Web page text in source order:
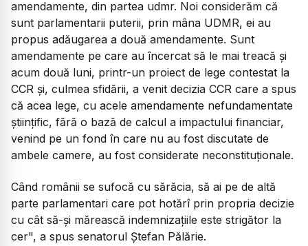
amendamente, din partea udmr. Noi considerăm că
sunt parlamentarii puterii, prin mâna UDMR, ei au
propus adăugarea a două amendamente. Sunt
amendamente pe care au încercat să le mai treacă și
acum două luni, printr-un proiect de lege contestat la
CCR și, culmea sfidării, a venit decizia CCR care a spus
că acea lege, cu acele amendamente nefundamentate
științific, fără o bază de calcul a impactului financiar,
venind pe un fond în care nu au fost discutate de
ambele camere, au fost considerate neconstituționale.
Când românii se sufocă cu sărăcia, să ai pe de altă
parte parlamentari care pot hotărî prin propria decizie
cu cât să-și mărească indemnizațiile este strigător la
cer", a spus senatorul Ștefan Pălărie.